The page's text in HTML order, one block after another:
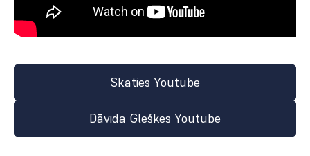
Skaties Youtube
Dāvida Gleškes Youtube